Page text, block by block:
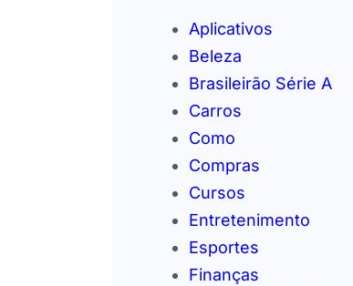
Aplicativos
Beleza
Brasileirão Série A
Carros
Como
Compras
Cursos
Entretenimento
Esportes
Finanças